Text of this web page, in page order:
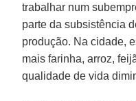
trabalhar num
parte da subsistência
produção. Na cidade,
mais farinha, arroz,
qualidade de vida